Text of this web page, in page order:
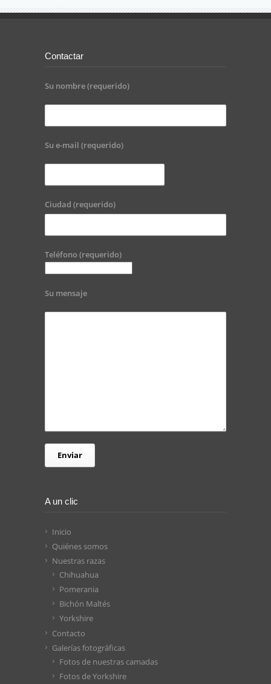
Contactar
Su nombre (requerido)
Su e-mail (requerido)
Ciudad (requerido)
Teléfono (requerido)
Su mensaje
A un clic
Inicio
Quiénes somos
Nuestras razas
Chihuahua
Pomerania
Bichón Maltés
Yorkshire
Contacto
Galerías fotográficas
Fotos de nuestras camadas
Fotos de Yorkshire